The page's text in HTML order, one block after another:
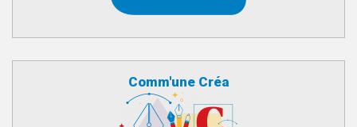
Comm'une Créa